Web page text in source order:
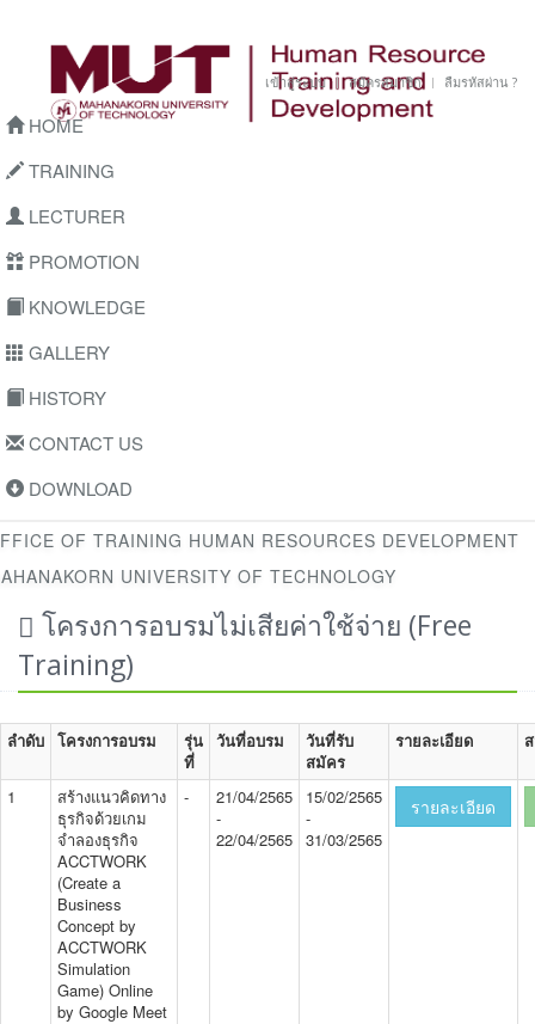
เข้าสู่ระบบ สมัครสมาชิก ลืมรหัสผ่าน ?
HOME
TRAINING
LECTURER
PROMOTION
KNOWLEDGE
GALLERY
HISTORY
CONTACT US
DOWNLOAD
OF TRAINING HUMAN RESOURCES DEVELOPMENT
UNIVERSITY OF TECHNOLOGY
โครงการอบรมไม่เสียค่าใช้จ่าย (Free
Training)
ลำดับ โครงการอบรม
รุ่น
ที่
วันที่อบรม
วันที่รับ
สมัคร
รายละเอียด
1
สร้างแนวคิดทาง
ธุรกิจด้วยเกม
จำลองธุรกิจ
ACCTWORK
(Create a
Business
Concept by
ACCTWORK
Simulation
Game) Online
by Google Meet
-
21/04/2565
-
22/04/2565
15/02/2565
-
31/03/2565
รายละเอียด